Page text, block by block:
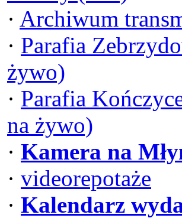
· Archiwum
· Parafia
żywo)
· Parafia
na żywo)
· Kamera na
· videorepotaże
· Kalendarz